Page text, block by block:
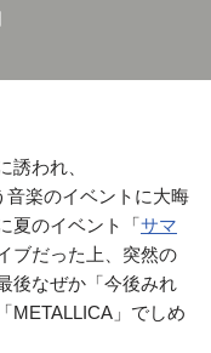
誘われ、
音楽のイベントに大晦
夏のイベント「サマ
ブだった上、突然の
後なぜか「今後みれ
METALLICA」でしめ